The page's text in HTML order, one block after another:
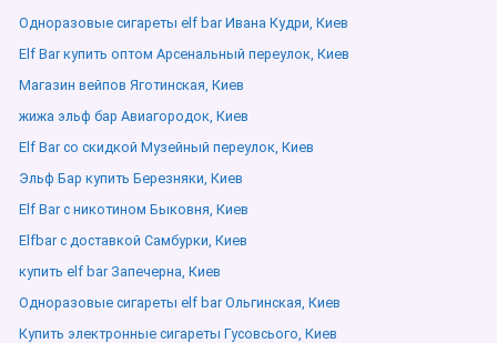
Одноразовые сигареты elf bar Ивана Кудри, Киев
Elf Bar купить оптом Арсенальный переулок, Киев
Магазин вейпов Яготинская, Киев
жижа эльф бар Авиагородок, Киев
Elf Bar со скидкой Музейный переулок, Киев
Эльф Бар купить Березняки, Киев
Elf Bar с никотином Быковня, Киев
Elfbar с доставкой Самбурки, Киев
купить elf bar Запечерна, Киев
Одноразовые сигареты elf bar Ольгинская, Киев
Купить электронные сигареты Гусовсього, Киев